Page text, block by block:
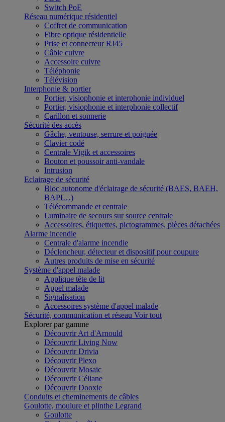
Switch PoE
Réseau numérique résidentiel
Coffret de communication
Fibre optique résidentielle
Prise et connecteur RJ45
Câble cuivre
Accessoire cuivre
Téléphonie
Télévision
Interphonie & portier
Portier, visiophonie et interphonie individuel
Portier, visiophonie et interphonie collectif
Carillon et sonnerie
Sécurité des accès
Gâche, ventouse, serrure et poignée
Clavier codé
Centrale Vigik et accessoires
Bouton et poussoir anti-vandale
Intrusion
Eclairage de sécurité
Bloc autonome d'éclairage de sécurité (BAES, BAEH,
BAPI…)
Télécommande et centrale
Luminaire de secours sur source centrale
Accessoires, étiquettes, pictogrammes, pièces détachées
Alarme incendie
Centrale d'alarme incendie
Déclencheur, détecteur et dispositif pour coupure
Autres produits de mise en sécurité
Système d'appel malade
Applique tête de lit
Appel malade
Signalisation
Accessoires système d'appel malade
Sécurité, communication et réseau Voir tout
Explorer par gamme
Découvrir Art d'Arnould
Découvrir Living Now
Découvrir Drivia
Découvrir Plexo
Découvrir Mosaic
Découvrir Céliane
Découvrir Dooxie
Conduits et cheminements de câbles
Goulotte, moulure et plinthe Legrand
Goulotte